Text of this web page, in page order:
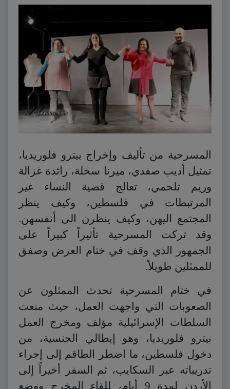
المسرحية من تأليف وإخراج بيترو فلوريديا،
تمثيل أديب صفدي، ميرنا سخلة، رائدة غزالة
وريم تلحمي، تعالج قضية النساء غير
المرتبطات في فلسطين، وكيف ينظر
المجتمع اليهن، وكيف ينظرن الى أنفسهن.
وقد تركت المسرحية تأثيراً كبيراً على
الجمهور الذي وقف في ختام العرض وصفق
للممثلين طويلاً.
في ختام المسرحية تحدث الممثلون عن
الصعوبات التي واجهت العمل، حيث منعت
السلطات الإسرائيلية مؤلف ومخرج العمل
بيترو فلوريديا، وهو إيطالي الجنسية، من
دخول فلسطين، ما اضطر الطاقم إلى إجراء
تدريباته عبر السكايب، ثم السفر أخيراً إلى
الأردن لمدة 9 أيام، للقاء المخرج ووضع